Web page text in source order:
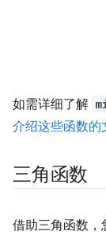
如需详细了解
介绍这些函数的
三角函数
借助三角函数，